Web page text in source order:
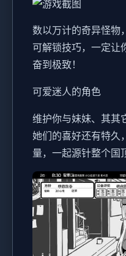
数以万计的奇异怪物
可解锁技巧，一定让
奋到极致！
可爱迷人的角色
维护你与妹妹、其其
她们的喜好还有特久
量，一起源针整个国